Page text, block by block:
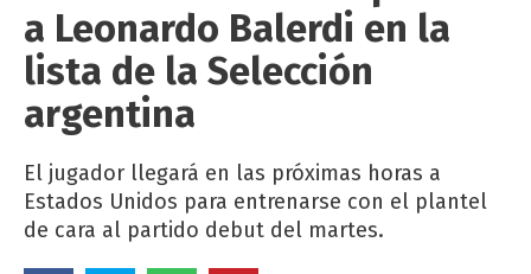
a Leonardo Balerdi en la
lista de la Selección
argentina
El jugador llegará en las próximas horas a
Estados Unidos para entrenarse con el plantel
de cara al partido debut del martes.